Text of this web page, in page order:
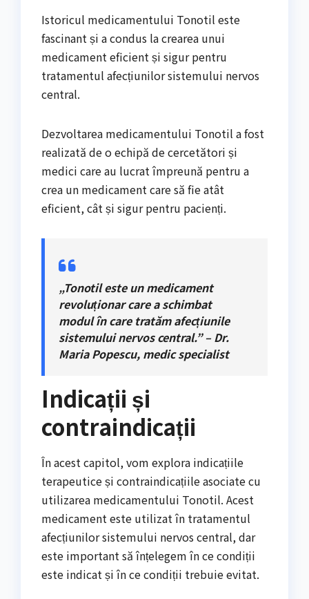
Istoricul medicamentului Tonotil este
fascinant și a condus la crearea unui
medicament eficient și sigur pentru
tratamentul afecțiunilor sistemului nervos
central.
Dezvoltarea medicamentului Tonotil a fost
realizată de o echipă de cercetători și
medici care au lucrat împreună pentru a
crea un medicament care să fie atât
eficient, cât și sigur pentru pacienți.
„Tonotil este un medicament
revoluționar care a schimbat
modul în care tratăm afecțiunile
sistemului nervos central.” – Dr.
Maria Popescu, medic specialist
Indicații și
contraindicații
În acest capitol, vom explora indicațiile
terapeutice și contraindicațiile asociate cu
utilizarea medicamentului Tonotil. Acest
medicament este utilizat în tratamentul
afecțiunilor sistemului nervos central, dar
este important să înțelegem în ce condiții
este indicat și în ce condiții trebuie evitat.